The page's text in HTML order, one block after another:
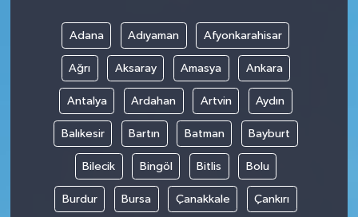
Adana Adıyaman Afyonkarahisar
Ağrı Aksaray Amasya Ankara
Antalya Ardahan Artvin Aydın
Balıkesir Bartın Batman Bayburt
Bilecik Bingöl Bitlis Bolu
Burdur Bursa Çanakkale Çankırı